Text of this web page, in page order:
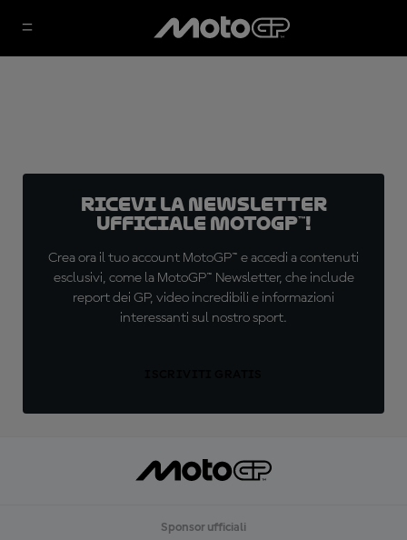
Ricevi la newsletter
ufficiale MotoGP™!
Crea ora il tuo account MotoGP™ e accedi a contenuti
esclusivi, come la MotoGP™ Newsletter, che include
report dei GP, video incredibili e informazioni
interessanti sul nostro sport.
Sponsor ufficiali